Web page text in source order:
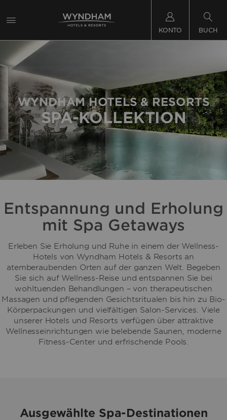
KONTO BUCH
WYNDHAM HOTELS & RESORTS
SPA-KOLLEKTION
Entspannung und Erholung
mit Spa Getaways
Erleben Sie Erholung und Ruhe in einem der Wellness-
Hotels von Wyndham Hotels & Resorts an
atemberaubenden Orten auf der ganzen Welt. Begeben
Sie sich auf Wellness-Reise und entspannen Sie bei
wohltuenden Behandlungen – von therapeutischen
Massagen und pflegenden Gesichtsritualen bis hin zu Bio-
Körperpackungen und vielfältigen Salon-Services. Viele
unserer Hotels und Resorts verfügen über attraktive
Wellnesseinrichtungen wie belebende Saunen, moderne
Fitness-Center und erfrischende Pools.
Ausgewählte Spa-Destinationen